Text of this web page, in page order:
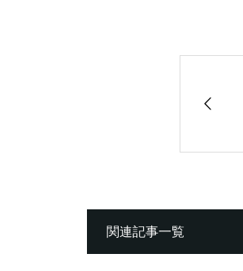
関連記事一覧